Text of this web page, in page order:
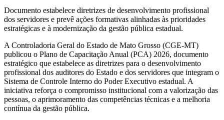
Documento estabelece diretrizes de desenvolvimento profissional
dos servidores e prevê ações formativas alinhadas às prioridades
estratégicas e à modernização da gestão pública estadual.
A Controladoria Geral do Estado de Mato Grosso (CGE-MT)
publicou o Plano de Capacitação Anual (PCA) 2026, documento
estratégico que estabelece as diretrizes para o desenvolvimento
profissional dos auditores do Estado e dos servidores que integram o
Sistema de Controle Interno do Poder Executivo estadual. A
iniciativa reforça o compromisso institucional com a valorização das
pessoas, o aprimoramento das competências técnicas e a melhoria
contínua da gestão pública.